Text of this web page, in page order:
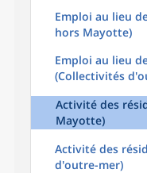
Emploi au lieu
hors Mayotte)
Emploi au lieu
(Collectivités
Activité des
Mayotte)
Activité des
d'outre-mer)